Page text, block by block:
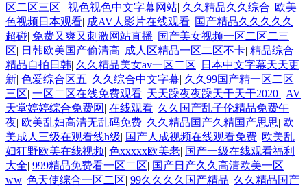
区二区三区 | 视色视色中文字幕网站| 久久精品久久综合| 欧美
色视频日本观看| 成AV人影片在线观看| 国产精品久久久久久
超碰| 免费又爽又刺激网站直播| 国产美女视频一区二区二三
区| 日韩欧美国产偷清高| 成人区精品一区二区不卡| 精品综合
精品自拍日韩| 久久精品美女av一区二区| 日本中文字幕天天更
新| 色爱综合区五| 久久综合中文字幕| 久久99国产精一区二区
三区| 一区二区在线免费观看| 天天躁夜夜躁天干天干2020 | AV
天堂婷婷综合免费网 | 在线观看| 久久国产乱子伦精品免费午
夜| 欧美乱妇高清无乱码免费| 久久精品国产久精国产思思| 欧
美成人三级在观看线h级| 国产人成视频在线观看免费| 欧美乱
妇狂野欧美在线视频| 色xxxxx欧美老| 国产一级在线观看福利
大全| 999精品免费看一区二区| 国产日产久久高清欧美一区
ww| 色天使综合一区二区| 99久久久久国产精品| 久久精品国产